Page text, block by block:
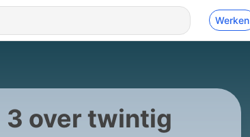
Werken
3 over twintig